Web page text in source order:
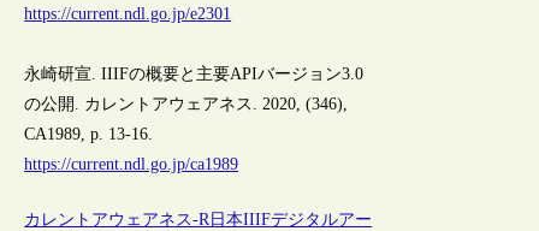
https://current.ndl.go.jp/e2301
永崎研宣. IIIFの概要と主要APIバージョン3.0
の公開. カレントアウェアネス. 2020, (346),
CA1989, p. 13-16.
https://current.ndl.go.jp/ca1989
カレントアウェアネス-R日本IIIFデジタルアー